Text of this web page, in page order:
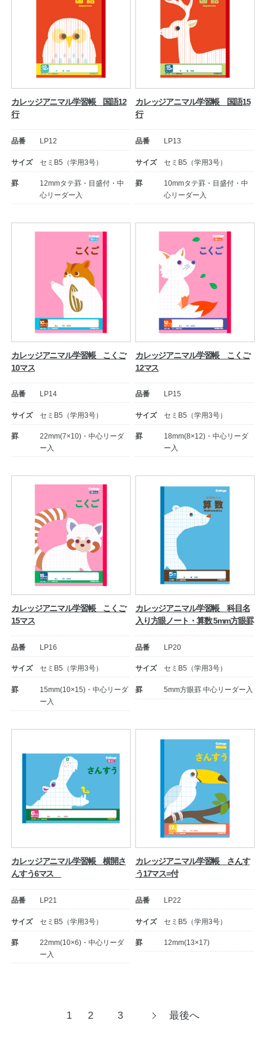
カレッジアニマル学習帳 国語12
行
品番 LP12
サイズ セミB5（学用3号）
罫
12mmタテ罫・目盛付・中
心リーダー入
カレッジアニマル学習帳 国語15
行
品番 LP13
サイズ セミB5（学用3号）
罫
10mmタテ罫・目盛付・中
心リーダー入
カレッジアニマル学習帳 こくご
10マス
品番 LP14
サイズ セミB5（学用3号）
罫
22mm(7×10)・中心リーダ
ー入
カレッジアニマル学習帳 こくご
12マス
品番 LP15
サイズ セミB5（学用3号）
罫
18mm(8×12)・中心リーダ
ー入
カレッジアニマル学習帳 こくご
15マス
品番 LP16
サイズ セミB5（学用3号）
罫
15mm(10×15)・中心リーダ
ー入
カレッジアニマル学習帳 科目名
入り方眼ノート・算数 5mm方眼罫
品番 LP20
サイズ セミB5（学用3号）
罫 5mm方眼罫 中心リーダー入
カレッジアニマル学習帳 横開さ
んすう6マス
品番 LP21
サイズ セミB5（学用3号）
罫
22mm(10×6)・中心リーダ
ー入
カレッジアニマル学習帳 さんす
う17マス=付
品番 LP22
サイズ セミB5（学用3号）
罫 12mm(13×17)
1 2 3
次
最後へ